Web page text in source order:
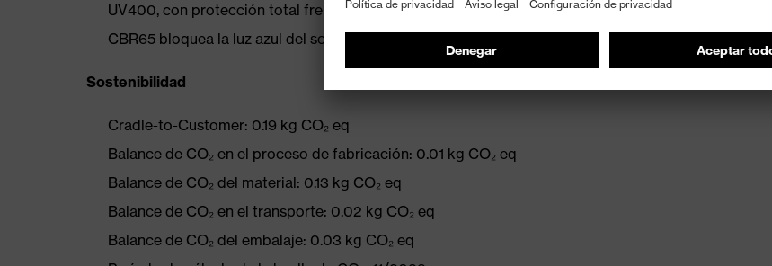
UV400, con protección total frente a las peligrosas radiaciones UVA y UVB de hasta 400 nm
CBR65 bloquea la luz azul del sol y de fuentes artificiales en un 50 % hasta 450 nm.
Sostenibilidad
Cradle-to-Customer: 0.19 kg CO₂ eq
Balance de CO₂ en el proceso de fabricación: 0.01 kg CO₂ eq
Balance de CO₂ del material: 0.13 kg CO₂ eq
Balance de CO₂ en el transporte: 0.02 kg CO₂ eq
Balance de CO₂ del embalaje: 0.03 kg CO₂ eq